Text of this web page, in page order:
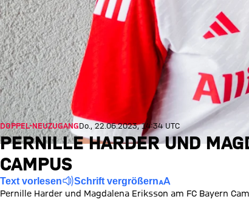
DOPPEL-NEUZUGANGDo., 22.06.2023, 14:34 UTC
PERNILLE HARDER UND
CAMPUS
Text vorlesen Schrift vergrößern
Pernille Harder und Magdalena Eriksson am FC Bayern